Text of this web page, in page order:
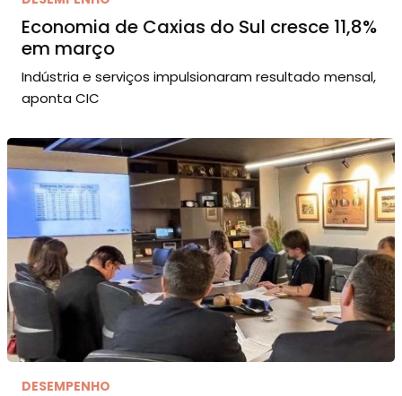
Economia de Caxias do Sul cresce 11,8%
em março
Indústria e serviços impulsionaram resultado mensal,
aponta CIC
DESEMPENHO